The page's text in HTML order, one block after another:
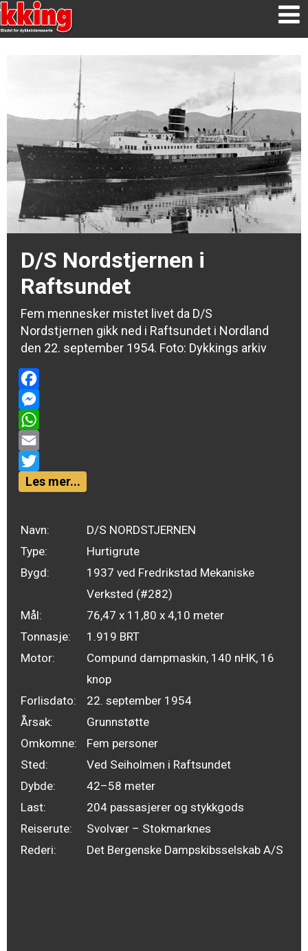
D/S Nordstjernen i
Raftsundet
Fem mennesker mistet livet da D/S
Nordstjernen gikk ned i Raftsundet i Nordland
den 22. september 1954. Foto: Dykkings arkiv
Facebook
Messenger
WhatsApp
Email
Twitter
Les mer...
Navn:
D/S NORDSTJERNEN
Type:
Hurtigrute
Bygd:
1937 ved Fredrikstad Mekaniske
Verksted (#282)
Mål:
76,47 x 11,80 x 4,10 meter
Tonnasje:
1.919 BRT
Motor:
Compund dampmaskin, 140 nHK, 16
knop
Forlisdato:
22. september 1954
Årsak:
Grunnstøtte
Omkomne:
Fem personer
Sted:
Ved Seiholmen i Raftsundet
Dybde:
42–58 meter
Last:
204 passasjerer og stykkgods
Reiserute:
Svolvær – Stokmarknes
Rederi:
Det Bergenske Dampskibsselskab A/S